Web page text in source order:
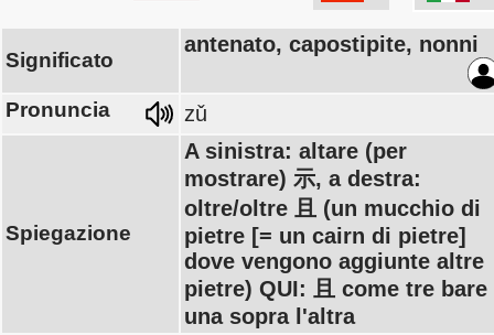
Significato
antenato, capostipite, nonni
Pronuncia zǔ
Spiegazione
A sinistra: altare (per
mostrare) 示, a destra:
oltre/oltre 且 (un mucchio di
pietre [= un cairn di pietre]
dove vengono aggiunte altre
pietre) QUI: 且 come tre bare
una sopra l'altra